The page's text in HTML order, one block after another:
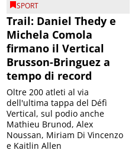
SPORT
Trail: Daniel Thedy e
Michela Comola
firmano il Vertical
Brusson-Bringuez a
tempo di record
Oltre 200 atleti al via
dell'ultima tappa del Défì
Vertical, sul podio anche
Mathieu Brunod, Alex
Noussan, Miriam Di Vincenzo
e Kaitlin Allen